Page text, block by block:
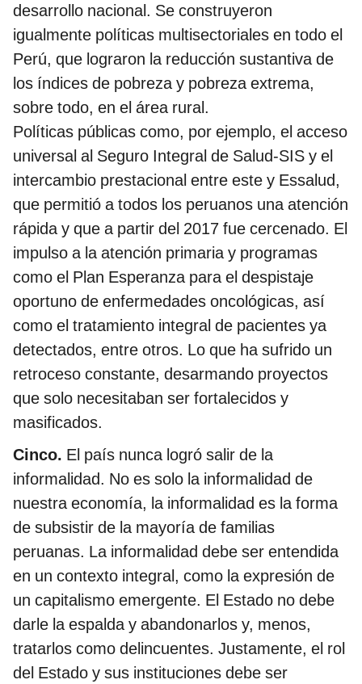
desarrollo nacional. Se construyeron
igualmente políticas multisectoriales en todo el
Perú, que lograron la reducción sustantiva de
los índices de pobreza y pobreza extrema,
sobre todo, en el área rural.
Políticas públicas como, por ejemplo, el acceso
universal al Seguro Integral de Salud-SIS y el
intercambio prestacional entre este y Essalud,
que permitió a todos los peruanos una atención
rápida y que a partir del 2017 fue cercenado. El
impulso a la atención primaria y programas
como el Plan Esperanza para el despistaje
oportuno de enfermedades oncológicas, así
como el tratamiento integral de pacientes ya
detectados, entre otros. Lo que ha sufrido un
retroceso constante, desarmando proyectos
que solo necesitaban ser fortalecidos y
masificados.
Cinco. El país nunca logró salir de la
informalidad. No es solo la informalidad de
nuestra economía, la informalidad es la forma
de subsistir de la mayoría de familias
peruanas. La informalidad debe ser entendida
en un contexto integral, como la expresión de
un capitalismo emergente. El Estado no debe
darle la espalda y abandonarlos y, menos,
tratarlos como delincuentes. Justamente, el rol
del Estado y sus instituciones debe ser